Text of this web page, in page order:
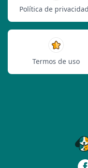
Política de
Termos de uso